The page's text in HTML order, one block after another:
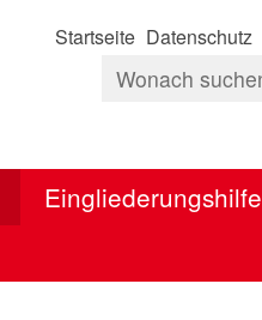
Startseite Datenschutz
Eingliederungshilfe